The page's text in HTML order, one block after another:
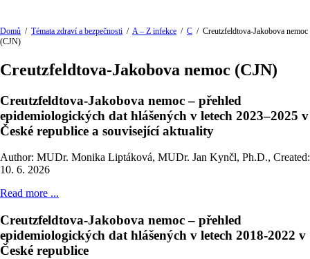
Domů / Témata zdraví a bezpečnosti / A – Z infekce / C / Creutzfeldtova-Jakobova nemoc
(CJN)
Creutzfeldtova-Jakobova nemoc (CJN)
Creutzfeldtova-Jakobova nemoc – přehled
epidemiologických dat hlášených v letech 2023–2025 v
České republice a související aktuality
Author: MUDr. Monika Liptáková, MUDr. Jan Kynčl, Ph.D., Created:
10. 6. 2026
Read more ...
Creutzfeldtova-Jakobova nemoc – přehled
epidemiologických dat hlášených v letech 2018-2022 v
České republice